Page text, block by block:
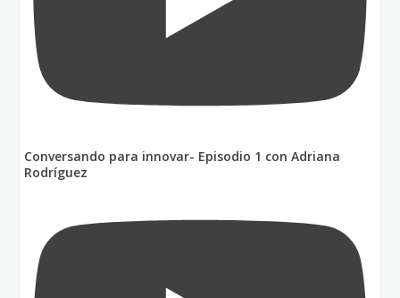
Conversando para innovar- Episodio 1 con Adriana
Rodríguez